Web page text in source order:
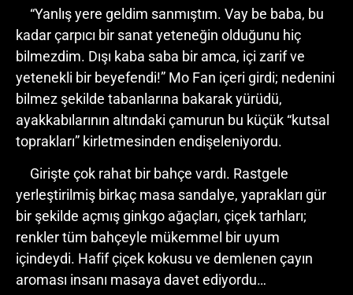
“Yanlış yere geldim sanmıştım. Vay be baba, bu
kadar çarpıcı bir sanat yeteneğin olduğunu hiç
bilmezdim. Dışı kaba saba bir amca, içi zarif ve
yetenekli bir beyefendi!” Mo Fan içeri girdi; nedenini
bilmez şekilde tabanlarına bakarak yürüdü,
ayakkabılarının altındaki çamurun bu küçük “kutsal
toprakları” kirletmesinden endişeleniyordu.
Girişte çok rahat bir bahçe vardı. Rastgele
yerleştirilmiş birkaç masa sandalye, yaprakları gür
bir şekilde açmış ginkgo ağaçları, çiçek tarhları;
renkler tüm bahçeyle mükemmel bir uyum
içindeydi. Hafif çiçek kokusu ve demlenen çayın
aroması insanı masaya davet ediyordu…